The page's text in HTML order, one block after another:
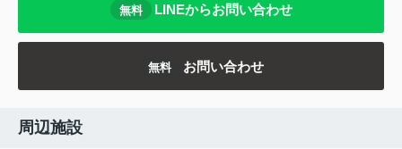
無料 LINEからお問い合わせ
無料 お問い合わせ
周辺施設